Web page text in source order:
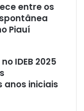
entre os
Piauí
IDEB 2025
anos iniciais